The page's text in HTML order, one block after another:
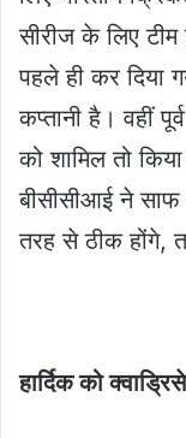
सीरीज के लिए
पहले ही कर दिया
कप्तानी है। वहीं
को शामिल तो
बीसीसीआई ने साफ
तरह से ठीक होंगे,
हार्दिक को